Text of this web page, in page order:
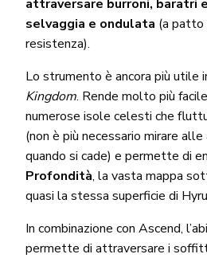
attraversare burroni, baratri
selvaggia e ondulata (a patto
resistenza).
Lo strumento è ancora più utile
Kingdom. Rende molto più
numerose isole celesti che
(non è più necessario mirare
quando si cade) e permette di
Profondità, la vasta mappa
quasi la stessa superficie di
In combinazione con Ascend,
permette di attraversare i